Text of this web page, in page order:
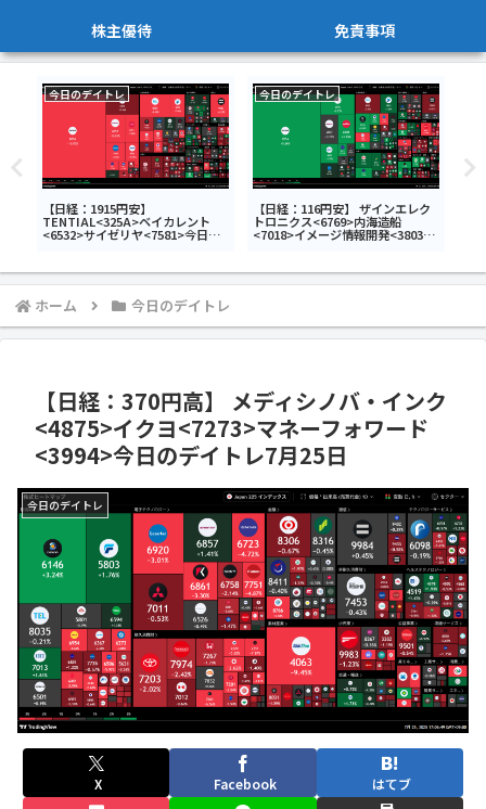
株主優待
免責事項
今日のデイトレ
【日経：1915円安】
TENTIAL<325A>ベイカレント
<6532>サイゼリヤ<7581>今日の
今日のデイトレ
【日経：116円安】 ザインエレク
トロニクス<6769>内海造船
<7018>イメージ情報開発<3803>
ホーム 今日のデイトレ
【日経：370円高】 メディシノバ・インク
<4875>イクヨ<7273>マネーフォワード
<3994>今日のデイトレ7月25日
今日のデイトレ
X Facebook はてブ